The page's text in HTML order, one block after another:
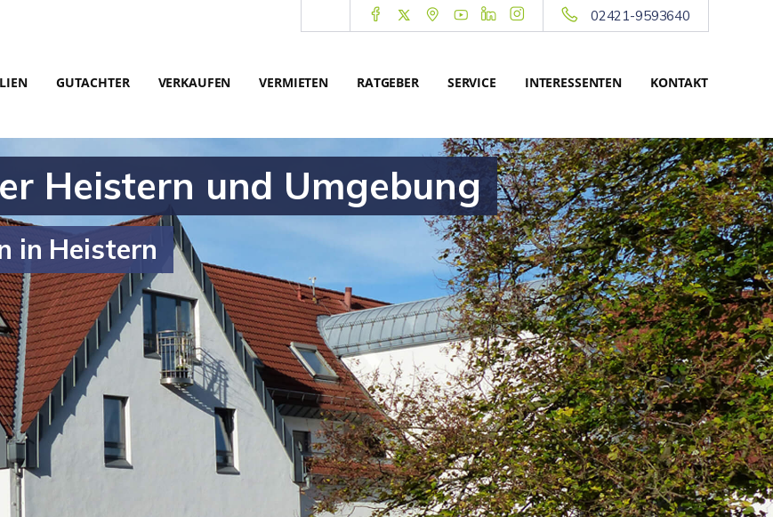
02421-9593640
GUTACHTER VERKAUFEN VERMIETEN RATGEBER SERVICE INTERESSENTEN KONTAKT
Heistern und Umgebung
in Heistern